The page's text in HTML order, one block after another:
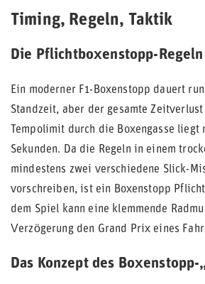
Timing, Regeln, Taktik
Die Pflichtboxenstopp-Regeln
Ein moderner F1-Boxenstopp dauert
Standzeit, aber der gesamte
Tempolimit durch die Boxengasse liegt
Sekunden. Da die Regeln in einem
mindestens zwei verschiedene Slick-
vorschreiben, ist ein Boxenstopp
dem Spiel kann eine klemmende
Verzögerung den Grand Prix eines
Das Konzept des Boxenstopp-